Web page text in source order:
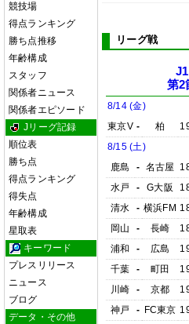
競技場
得点ランキング
勝ち点推移
年齢構成
スタッフ
関係者ニュース
関係者エピソード
Jリーグ記録
順位表
勝ち点
得点ランキング
得失点
年齢構成
星取表
キーワード
プレスリリース
ニュース
ブログ
データ・その他
リーグ戦
J1
第2
8/14 (金)
東京V - 柏
8/15 (土)
鹿島
- 名古屋
水戸
- G大阪
清水
- 横浜FM
岡山
- 長崎
浦和
- 広島
千葉
- 町田
川崎
- 京都
神戸
- FC東京